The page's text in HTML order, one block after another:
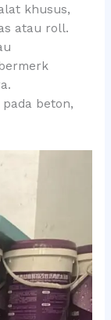
khusus,
atau roll.
beton,